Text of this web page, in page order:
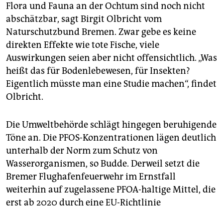
Flora und Fauna an der Ochtum sind noch nicht
abschätzbar, sagt Birgit Olbricht vom
Naturschutzbund Bremen. Zwar gebe es keine
direkten Effekte wie tote Fische, viele
Auswirkungen seien aber nicht offensichtlich. „Was
heißt das für Bodenlebewesen, für Insekten?
Eigentlich müsste man eine Studie machen“, findet
Olbricht.
Die Umweltbehörde schlägt hingegen beruhigende
Töne an. Die PFOS-Konzentrationen lägen deutlich
unterhalb der Norm zum Schutz von
Wasserorganismen, so Budde. Derweil setzt die
Bremer Flughafenfeuerwehr im Ernstfall
weiterhin auf zugelassene PFOA-haltige Mittel, die
erst ab 2020 durch eine EU-Richtlinie